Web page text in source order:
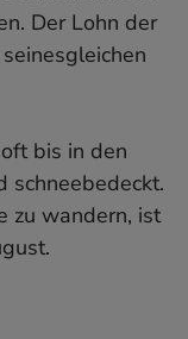
Der Lohn der
bis in den
schneebedeckt.
zu wandern, ist